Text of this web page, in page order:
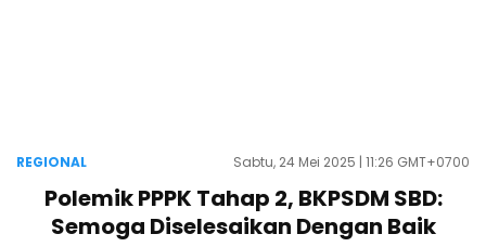
REGIONAL Sabtu, 24 Mei 2025 | 11:26 GMT+0700
Polemik PPPK Tahap 2, BKPSDM SBD:
Semoga Diselesaikan Dengan Baik